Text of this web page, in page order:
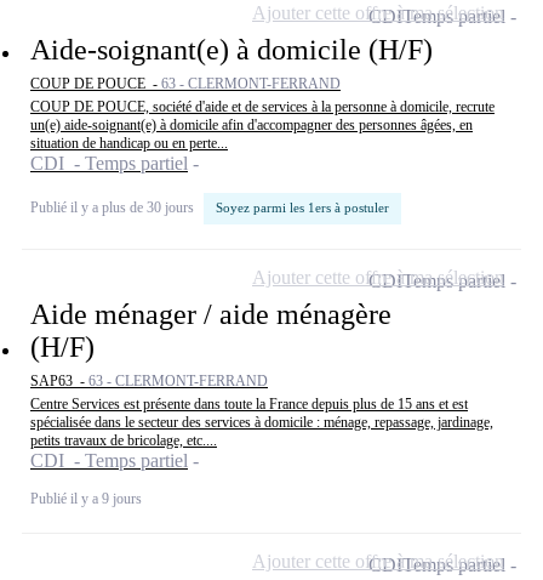
Aide-soignant(e) à domicile (H/F)
COUP DE POUCE - 63 - CLERMONT-FERRAND
COUP DE POUCE, société d'aide et de services à la personne à domicile, recrute
un(e) aide-soignant(e) à domicile afin d'accompagner des personnes âgées, en
situation de handicap ou en perte...
CDI - Temps partiel
Publié il y a plus de 30 jours Soyez parmi les 1ers à postuler
CDITemps partiel
Ajouter cette offre à ma sélection
Aide ménager / aide ménagère
(H/F)
SAP63 - 63 - CLERMONT-FERRAND
Centre Services est présente dans toute la France depuis plus de 15 ans et est
spécialisée dans le secteur des services à domicile : ménage, repassage, jardinage,
petits travaux de bricolage, etc....
CDI - Temps partiel
Publié il y a 9 jours
CDITemps partiel
Ajouter cette offre à ma sélection
CDITemps partiel
Ajouter cette offre à ma sélection